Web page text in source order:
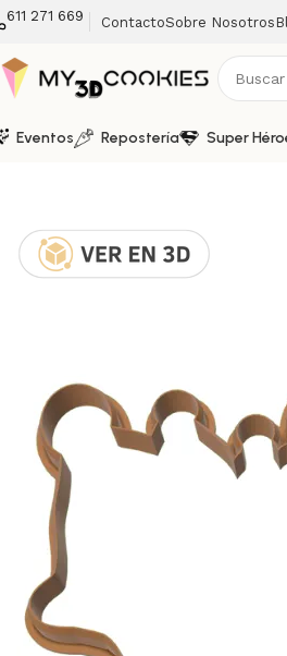
611 271 669 ContactoSobre Nosotros
Eventos Repostería Super
Dibujos Animados